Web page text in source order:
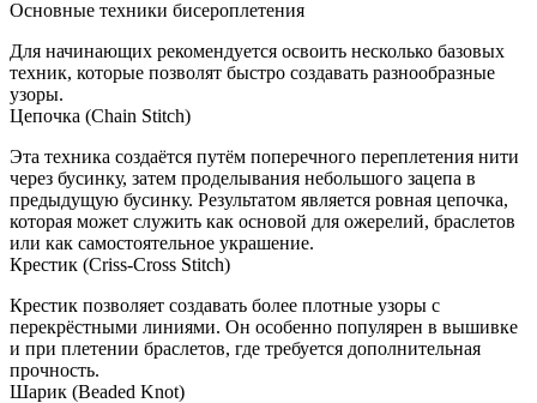
Основные техники бисероплетения
Для начинающих рекомендуется освоить несколько базовых
техник, которые позволят быстро создавать разнообразные
узоры.
Цепочка (Chain Stitch)
Эта техника создаётся путём поперечного переплетения нити
через бусинку, затем проделывания небольшого зацепа в
предыдущую бусинку. Результатом является ровная цепочка,
которая может служить как основой для ожерелий, браслетов
или как самостоятельное украшение.
Крестик (Criss-Cross Stitch)
Крестик позволяет создавать более плотные узоры с
перекрёстными линиями. Он особенно популярен в вышивке
и при плетении браслетов, где требуется дополнительная
прочность.
Шарик (Beaded Knot)